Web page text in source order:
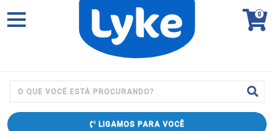
0
LIGAMOS PARA VOCÊ